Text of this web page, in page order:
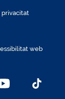
privacitat
web